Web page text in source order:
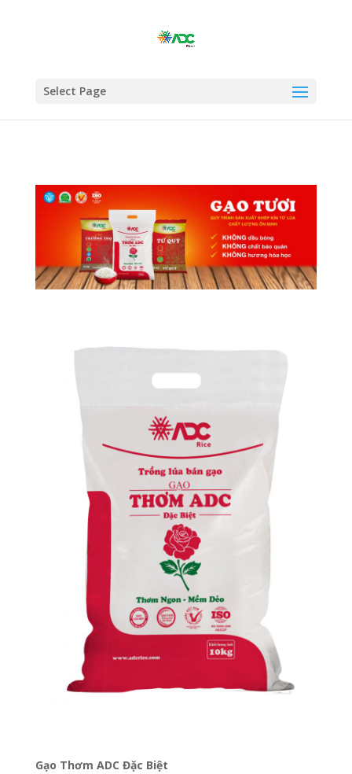
Select Page
Gạo Thơm ADC Đặc Biệt